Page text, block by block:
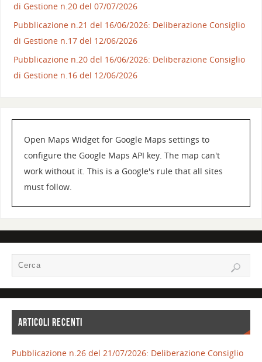
di Gestione n.20 del 07/07/2026
Pubblicazione n.21 del 16/06/2026: Deliberazione Consiglio
di Gestione n.17 del 12/06/2026
Pubblicazione n.20 del 16/06/2026: Deliberazione Consiglio
di Gestione n.16 del 12/06/2026
Open Maps Widget for Google Maps settings to
configure the Google Maps API key. The map can't
work without it. This is a Google's rule that all sites
must follow.
ARTICOLI RECENTI
Pubblicazione n.26 del 21/07/2026: Deliberazione Consiglio